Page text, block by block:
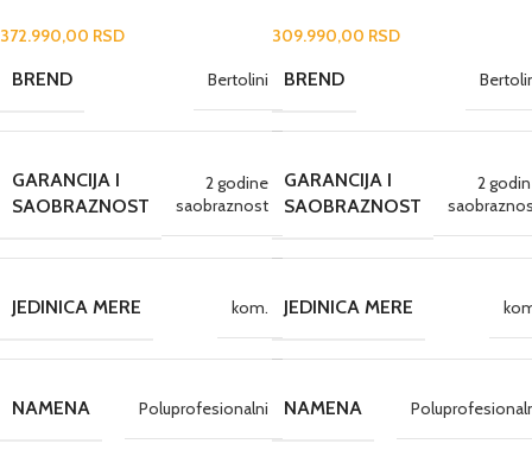
372.990,00 RSD
BREND Bertolini
GARANCIJA I
SAOBRAZNOST
2 godine
saobraznost
JEDINICA MERE kom.
NAMENA Poluprofesionalni
309.990,00 RSD
BREND
GARANCIJA I
SAOBRAZNOST
2
JEDINICA MERE
NAMENA